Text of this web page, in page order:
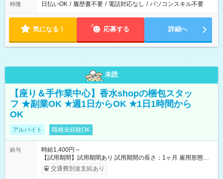
特徴 日払いOK / 履歴書不要 / 電話対応なし / パソコンスキル不要
気になる！ 応募する 詳細へ
未読
【座り＆手作業中心】香水shopの梱包スタッ
フ ★副業OK ★週1日からOK ★1日1時間から
OK
アルバイト 職種未経験OK
給与
時給1,400円～
【試用期間】試用期間あり 試用期間の長さ：1ヶ月 雇用形態、
給与は本採用時と同じです。
交通費別途支給あり